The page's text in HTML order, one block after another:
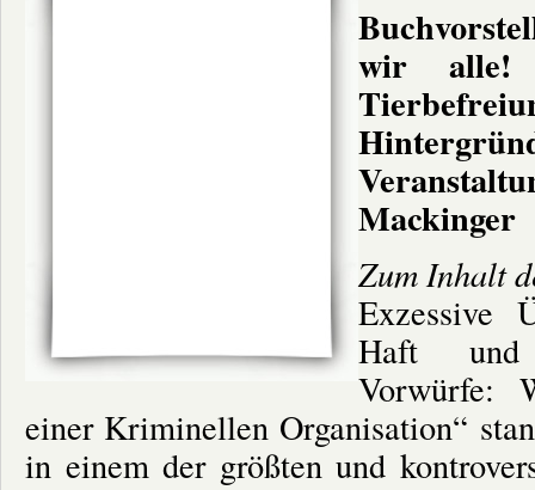
wir alle!
Mackinger
Zum Inhalt
Exzessive
Haft und
Vorwürfe:
einer Kriminellen Organisation“
in einem der größten und